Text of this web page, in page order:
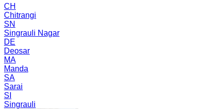
CH
Chitrangi
SN
Singrauli Nagar
DE
Deosar
MA
Manda
SA
Sarai
SI
Singrauli